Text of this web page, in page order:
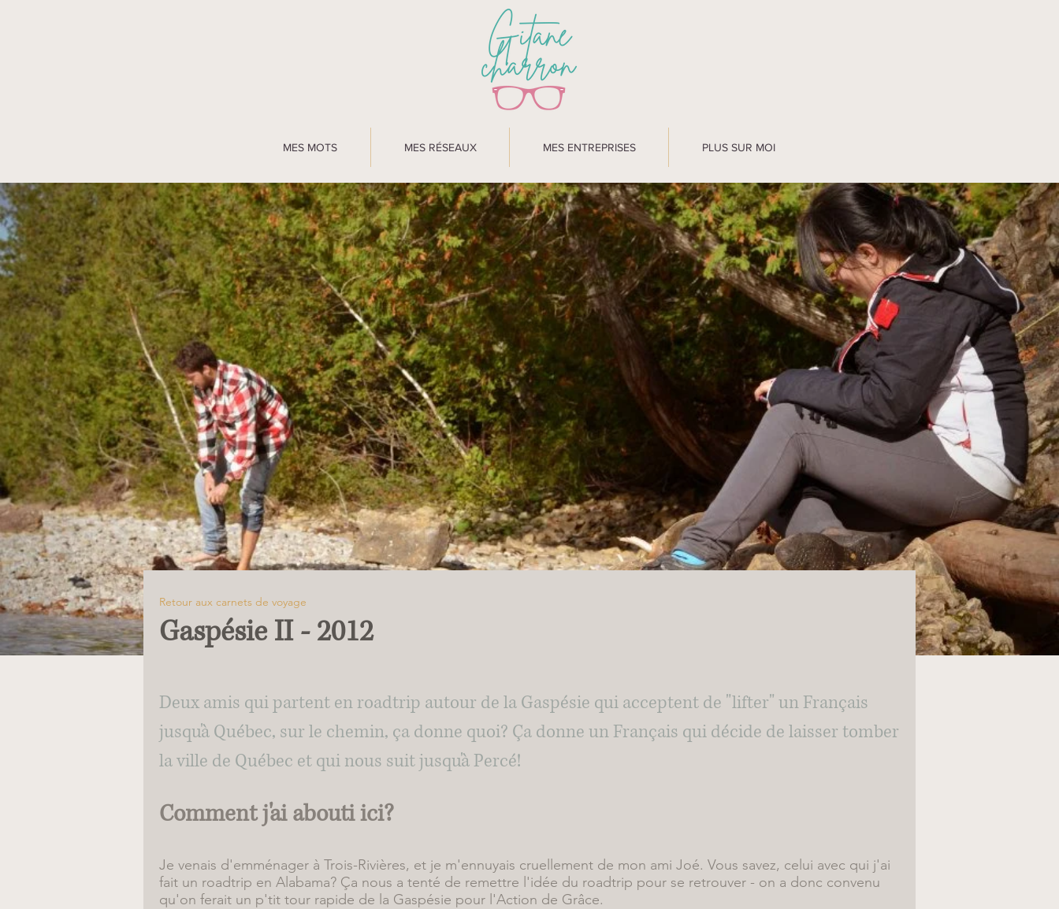
MES MOTS MES RÉSEAUX MES ENTREPRISES PLUS SUR MOI
Retour aux carnets de voyage
Gaspésie II - 2012
Deux amis qui partent en roadtrip autour de la Gaspésie qui acceptent de "lifter" un Français
jusqu'à Québec, sur le chemin, ça donne quoi? Ça donne un Français qui décide de laisser tomber
la ville de Québec et qui nous suit jusqu'à Percé!
Comment j'ai abouti ici?
Je venais d'emménager à Trois-Rivières, et je m'ennuyais cruellement de mon ami Joé. Vous savez, celui avec qui j'ai
fait un roadtrip en Alabama? Ça nous a tenté de remettre l'idée du roadtrip pour se retrouver - on a donc convenu
qu'on ferait un p'tit tour rapide de la Gaspésie pour l'Action de Grâce.